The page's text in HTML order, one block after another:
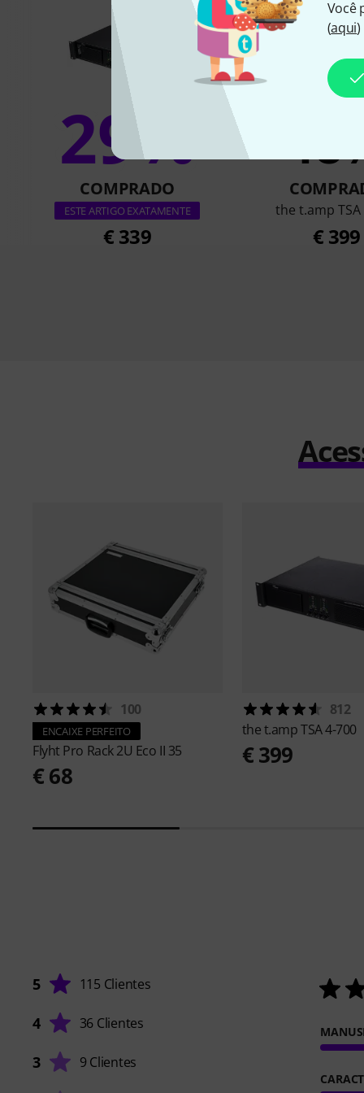
Você
(aqui)
29%
COMPRADO
ESTE ARTIGO EXATAMENTE
€ 339
the t.amp TSA
€ 399
100
ENCAIXE PERFEITO
Flyht Pro Rack 2U Eco II 35
€ 68
812
the t.ampTSA 4-700
€ 399
5 115 Clientes
4 36 Clientes
3 9 Clientes